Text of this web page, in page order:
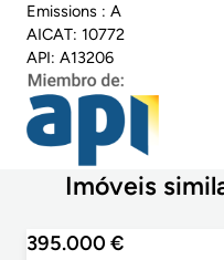
Emissions : A
AICAT: 10772
API: A13206
Imóveis
395.000 €